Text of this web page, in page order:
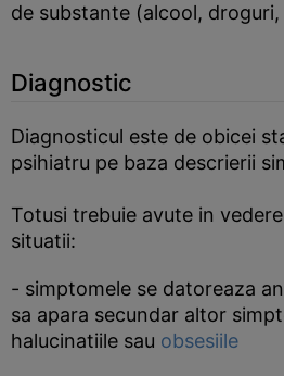
de substante (alcool,
Diagnostic
Diagnosticul este de obicei
psihiatru pe baza descrierii
Totusi trebuie avute in
situatii:
- simptomele se datoreaza
sa apara secundar altor
halucinatiile sau obsesiile